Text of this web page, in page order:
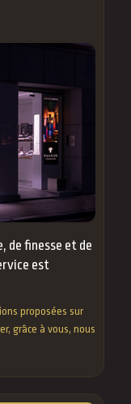
de finesse et de
est
proposées sur
grâce à vous, nous